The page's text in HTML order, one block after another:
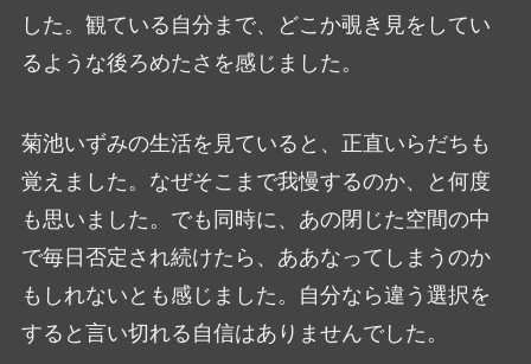
した。観ている自分まで、どこか覗き見をしてい
るような後ろめたさを感じました。
菊池いずみの生活を見ていると、正直いらだちも
覚えました。なぜそこまで我慢するのか、と何度
も思いました。でも同時に、あの閉じた空間の中
で毎日否定され続けたら、ああなってしまうのか
もしれないとも感じました。自分なら違う選択を
すると言い切れる自信はありませんでした。